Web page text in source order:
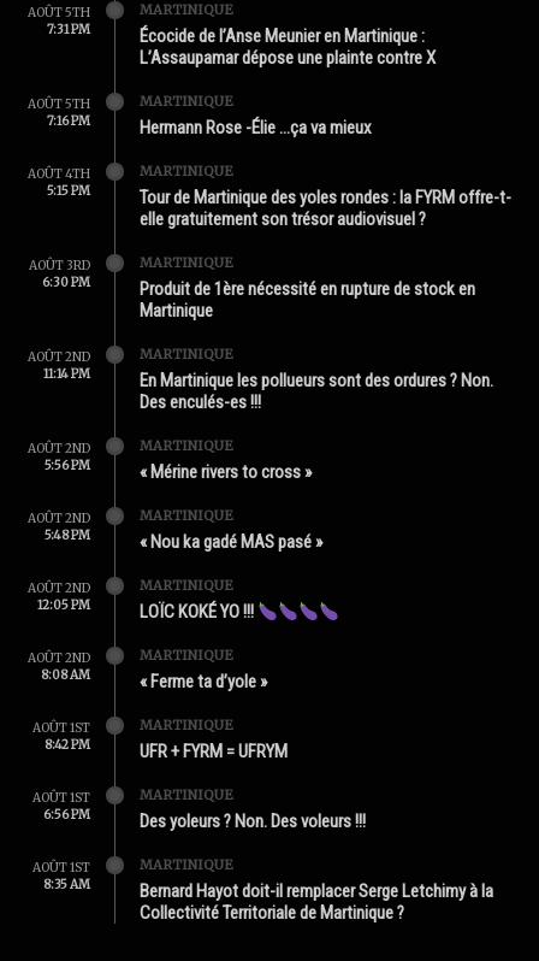
AOÛT 5TH
7:31 PM
MARTINIQUE
Écocide de l’Anse Meunier en Martinique :
L’Assaupamar dépose une plainte contre X
AOÛT 5TH
7:16 PM
MARTINIQUE
Hermann Rose -Élie …ça va mieux
AOÛT 4TH
5:15 PM
MARTINIQUE
Tour de Martinique des yoles rondes : la FYRM offre-t-
elle gratuitement son trésor audiovisuel ?
AOÛT 3RD
6:30 PM
MARTINIQUE
Produit de 1ère nécessité en rupture de stock en
Martinique
AOÛT 2ND
11:14 PM
MARTINIQUE
En Martinique les pollueurs sont des ordures ? Non.
Des enculés-es !!!
AOÛT 2ND
5:56 PM
MARTINIQUE
« Mérine rivers to cross »
AOÛT 2ND
5:48 PM
MARTINIQUE
« Nou ka gadé MAS pasé »
AOÛT 2ND
12:05 PM
MARTINIQUE
LOÏC KOKÉ YO !!!
AOÛT 2ND
8:08 AM
MARTINIQUE
« Ferme ta d’yole »
AOÛT 1ST
8:42 PM
MARTINIQUE
UFR + FYRM = UFRYM
AOÛT 1ST
6:56 PM
MARTINIQUE
Des yoleurs ? Non. Des voleurs !!!
AOÛT 1ST
8:35 AM
MARTINIQUE
Bernard Hayot doit-il remplacer Serge Letchimy à la
Collectivité Territoriale de Martinique ?